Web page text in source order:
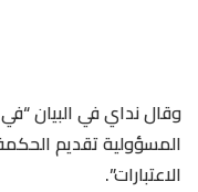
وقال نداي في البيان
المسؤولية تقديم
الاعتبارات”.